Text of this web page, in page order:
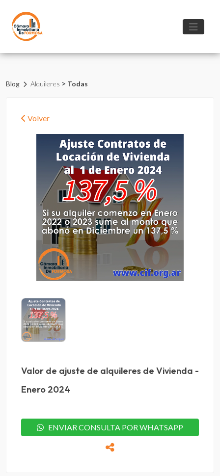
Blog Alquileres > Todas
Volver
Valor de ajuste de alquileres de Vivienda -
Enero 2024
ENVIAR CONSULTA POR WHATSAPP